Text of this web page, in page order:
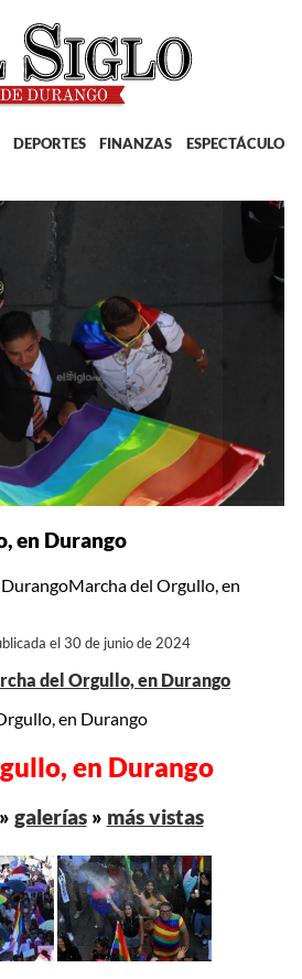
DEPORTES FINANZAS ESPECTÁCULOS
en Durango
del Orgullo, en
el 30 de junio de 2024
del Orgullo, en Durango
en Durango
en Durango
galerías» más vistas